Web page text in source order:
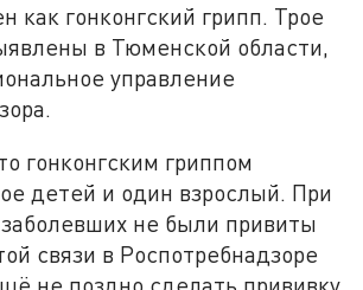
как гонконгский грипп. Трое
в Тюменской области,
управление
гонконгским гриппом
детей и один взрослый. При
не были привиты
связи в Роспотребнадзоре